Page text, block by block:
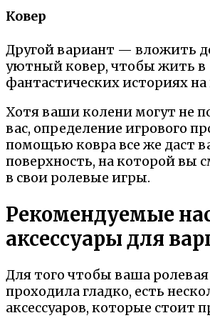
Ковер
Другой вариант — вложить
уютный ковер, чтобы жить в
фантастических историях на
Хотя ваши колени могут не
вас, определение игрового
помощью ковра все же даст
поверхность, на которой вы
в свои ролевые игры.
Рекомендуемые
аксессуары для
Для того чтобы ваша
проходила гладко, есть
аксессуаров, которые стоит